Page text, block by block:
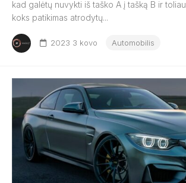
kad galėtų nuvykti iš taško A į tašką B ir
koks patikimas atrodytų...
2023 3 kovo Automobilis